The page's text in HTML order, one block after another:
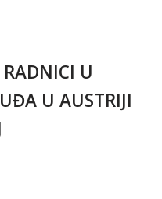
U
U AUSTRIJI